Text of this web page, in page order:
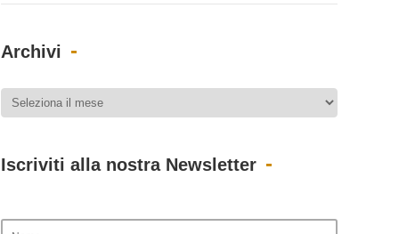
Archivi
Iscriviti alla nostra Newsletter